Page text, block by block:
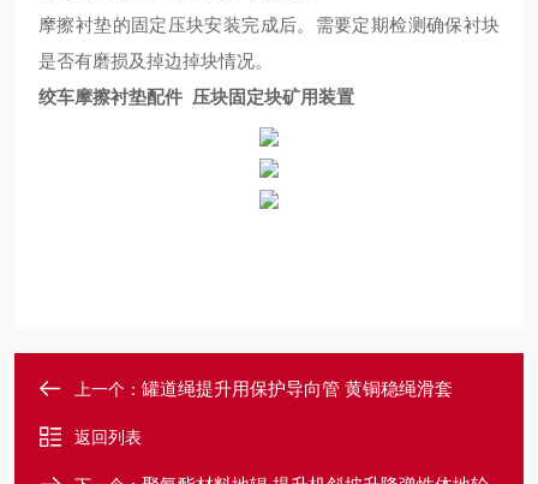
摩擦衬垫的固定压块安装完成后。需要定期检测确保衬块
是否有磨损及掉边掉块情况。
绞车摩擦衬垫配件 压块固定块矿用装置
上一个： 罐道绳提升用保护导向管 黄铜稳绳滑套
返回列表